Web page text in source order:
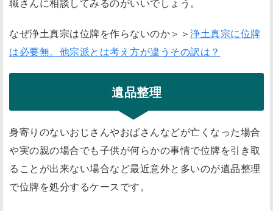
なぜ浄土真宗は位牌を作らないのか＞＞浄土真宗に位牌
は必要無。他宗派とは考え方が違うその訳は？
遺品整理
身寄りのないおじさんやおばさんなどが亡くなった場合
や実の親の場合でも子供が何らかの事情で位牌を引き取
ることが出来ない場合など最近意外と多いのが遺品整理
で位牌を処分するケースです。